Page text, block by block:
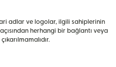
adlar ve logolar, ilgili sahiplerinin
herhangi bir bağlantı veya